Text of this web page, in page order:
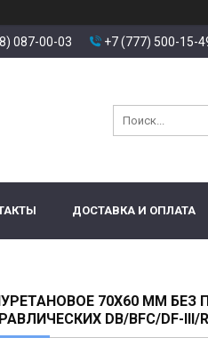
087-00-03 +7 (777) 500-15-
ДОСТАВКА И ОПЛАТА
70Х60 ММ
DB/BFC/DF-III/